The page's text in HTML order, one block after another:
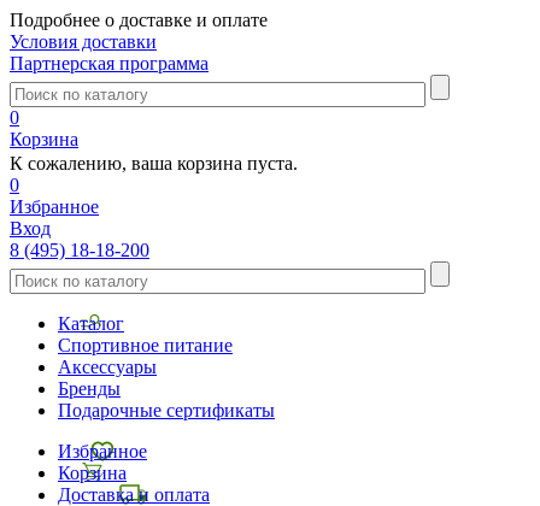
Подробнее о доставке и оплате
Условия доставки
Партнерская программа
0
Корзина
К сожалению, ваша корзина пуста.
0
Избранное
Вход
8 (495) 18-18-200
Каталог
Спортивное питание
Аксессуары
Бренды
Подарочные сертификаты
Избранное
Корзина
Доставка и оплата